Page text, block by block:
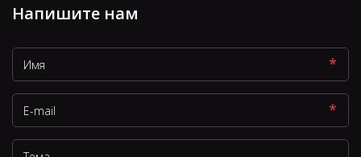
Напишите нам
*
*